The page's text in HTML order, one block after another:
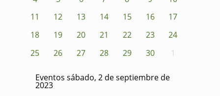
11
12 13 14 15 16
17
18
19 20 21 22 23
24
25
26 27 28 29 30 1
Eventos sábado, 2 de septiembre de
2023